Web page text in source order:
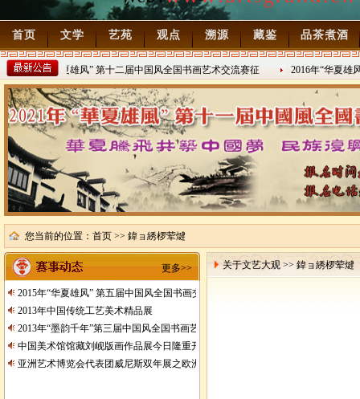
首页 文学 艺苑 观点 溯源 藏鉴 品茶煮酒
2022年“华夏雄风” 第十二届中国风全国书画艺术交流赛征
2021/8/15
2016年“华夏雄
2016/8/27
您当前的位置： 首页 >> 鍏ョ綉椤荤煡
更多>>
2015年“华夏雄风” 第五届中国风全国书画交流赛暨纪念抗日战争胜利70周年书画
2013年中国传统工艺美术精品展
2013年“墨韵千年”第三届中国风全国书画艺术交流赛征稿
中国美术馆馆藏刘岘版画作品展今日隆重开展
亚洲艺术博览会代表团威尼斯双年展之欧洲行
关于文艺大观 >> 鍏ョ綉椤荤煡